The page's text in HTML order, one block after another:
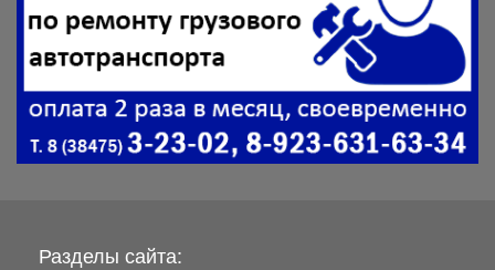
Разделы сайта: